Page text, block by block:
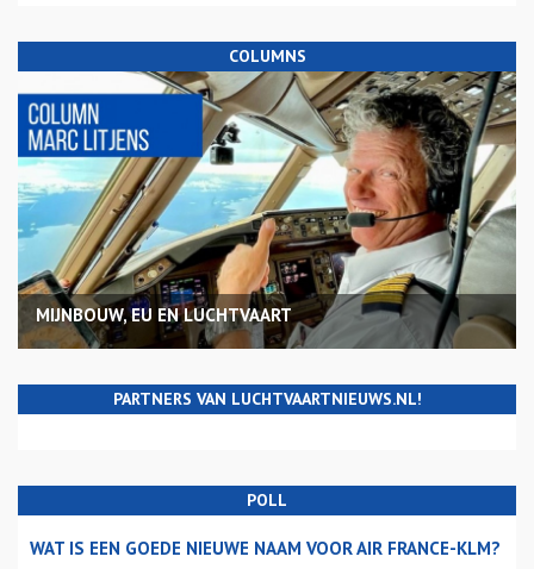
COLUMNS
MIJNBOUW, EU EN LUCHTVAART
PARTNERS VAN LUCHTVAARTNIEUWS.NL!
POLL
WAT IS EEN GOEDE NIEUWE NAAM VOOR AIR FRANCE-KLM?